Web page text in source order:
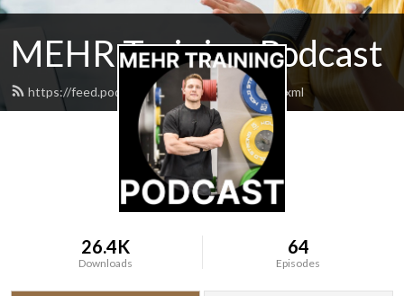
MEHR Training Podcast
https://feed.podbean.com/mehrtraining/feed.xml
26.4K
Downloads
64
Episodes